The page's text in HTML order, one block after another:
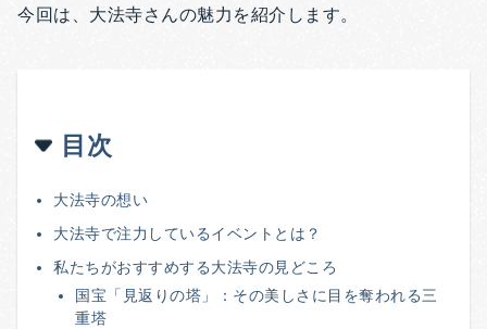
今回は、大法寺さんの魅力を紹介します。
目次
大法寺の想い
大法寺で注力しているイベントとは？
私たちがおすすめする大法寺の見どころ
国宝「見返りの塔」：その美しさに目を奪われる三
重塔